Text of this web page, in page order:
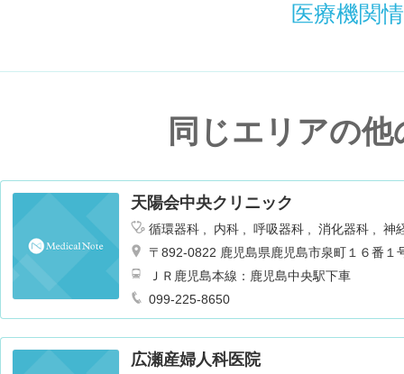
医療機関
同じエリアの他
天陽会中央クリニック
循環器科 内科 呼吸器科 消化器科
神
臓血管外科
肛門科 眼科 放射線科
人
肝臓内科・外科
麻酔科
〒892-0822 鹿児島県鹿児島市泉町１６番１
ＪＲ鹿児島本線：鹿児島中央駅下車
099-225-8650
広瀬産婦人科医院